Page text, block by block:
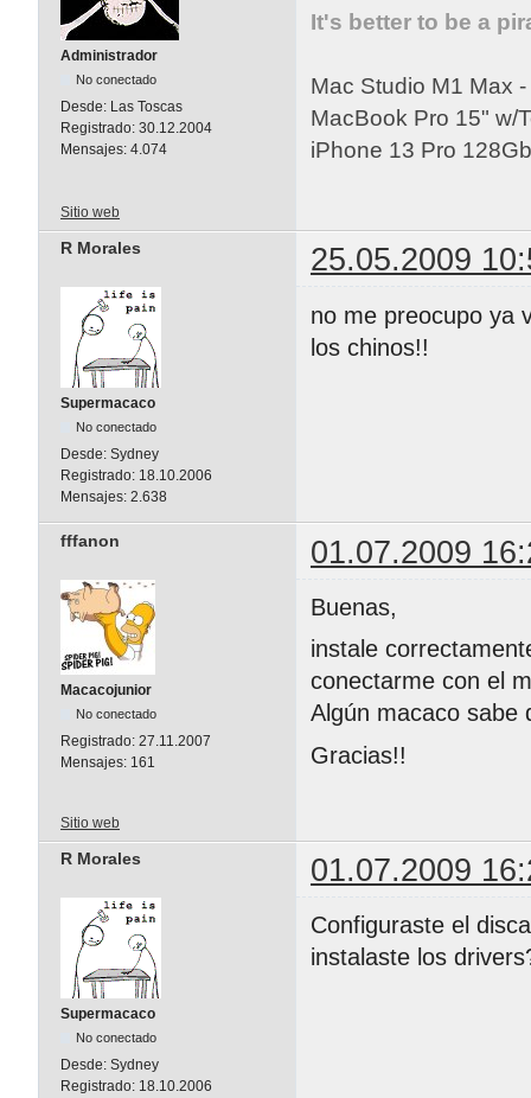
Administrador
No conectado
Desde: Las Toscas
Registrado: 30.12.2004
Mensajes: 4.074
It's better to be a
Mac Studio M1 Max
MacBook Pro 15" w/
iPhone 13 Pro
Sitio web
R Morales 25.05.2009
Supermacaco
No conectado
Desde: Sydney
Registrado: 18.10.2006
Mensajes: 2.638
no me preocupo ya
los chinos!!
fffanon 01.07.2009
Macacojunior
No conectado
Registrado: 27.11.2007
Mensajes: 161
Buenas,
instale
conectarme con el
Algún macaco sabe
Gracias!!
Sitio web
R Morales 01.07.2009
Supermacaco
No conectado
Desde: Sydney
Registrado: 18.10.2006
Configuraste el
instalaste los